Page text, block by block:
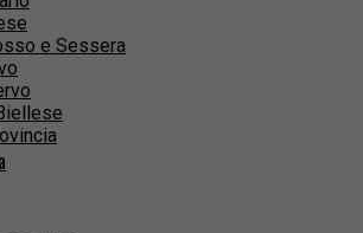
e Sessera